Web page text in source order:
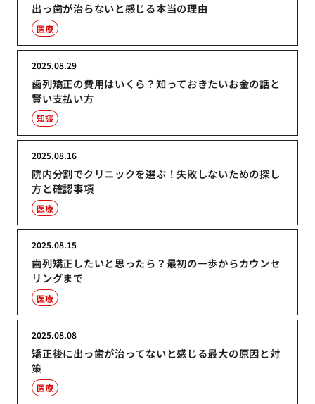
出っ歯が治らないと感じる本当の理由
医療
歯列矯正の費用はいくら？知っておきたいお金の話と
賢い支払い方
2025.08.29
知識
院内分割でクリニックを選ぶ！失敗しないための探し
方と確認事項
2025.08.16
医療
歯列矯正したいと思ったら？最初の一歩からカウンセ
リングまで
2025.08.15
医療
矯正後に出っ歯が治ってないと感じる最大の原因と対
策
2025.08.08
医療